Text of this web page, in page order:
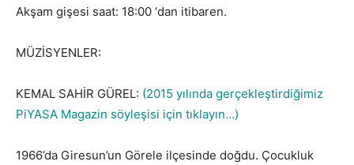
Akşam gişesi saat: 18:00 ‘dan itibaren.
MÜZİSYENLER:
KEMAL SAHİR GÜREL: (2015 yılında gerçekleştirdiğimiz
PiYASA Magazin söyleşisi için tıklayın…)
1966’da Giresun’un Görele ilçesinde doğdu. Çocukluk